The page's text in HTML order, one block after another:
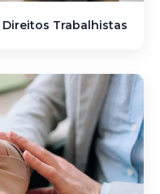
Trabalhistas